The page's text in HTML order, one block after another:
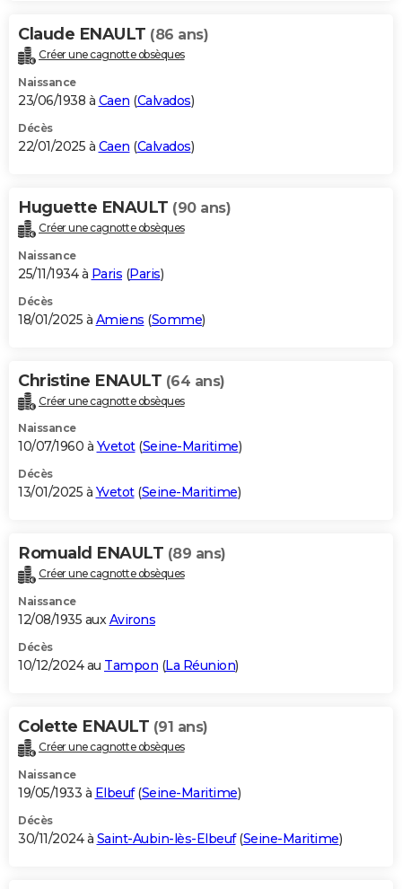
Claude ENAULT (86 ans)
Créer une cagnotte obsèques
Naissance
23/06/1938 à Caen (Calvados)
Décès
22/01/2025 à Caen (Calvados)
Huguette ENAULT (90 ans)
Créer une cagnotte obsèques
Naissance
25/11/1934 à Paris (Paris)
Décès
18/01/2025 à Amiens (Somme)
Christine ENAULT (64 ans)
Créer une cagnotte obsèques
Naissance
10/07/1960 à Yvetot(Seine-Maritime)
Décès
13/01/2025 à Yvetot(Seine-Maritime)
Romuald ENAULT (89 ans)
Créer une cagnotte obsèques
Naissance
12/08/1935 auxAvirons
Décès
10/12/2024 au Tampon (La Réunion)
Colette ENAULT (91 ans)
Créer une cagnotte obsèques
Naissance
19/05/1933 à Elbeuf(Seine-Maritime)
Décès
30/11/2024 à Saint-Aubin-lès-Elbeuf(Seine-Maritime)